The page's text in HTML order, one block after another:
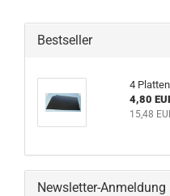
Bestseller
4
4,80
15,48
Newsletter-Anmeldung